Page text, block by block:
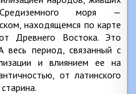
моря —
находящемся по карте
Древнего Востока. Это
весь период, связанный с
и влиянием ее на
от латинского